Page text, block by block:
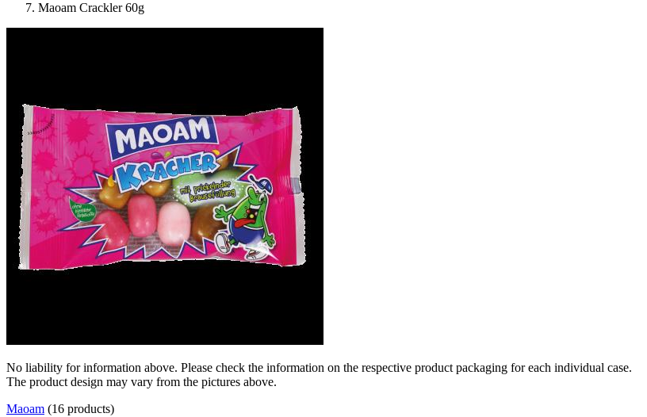
Maoam Crackler 60g
No liability for information above. Please check the information on the respective product packaging for each individual case.
The product design may vary from the pictures above.
Maoam (16 products)